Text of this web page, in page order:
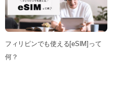
フィリピンでも使える[eSIM]って
何？